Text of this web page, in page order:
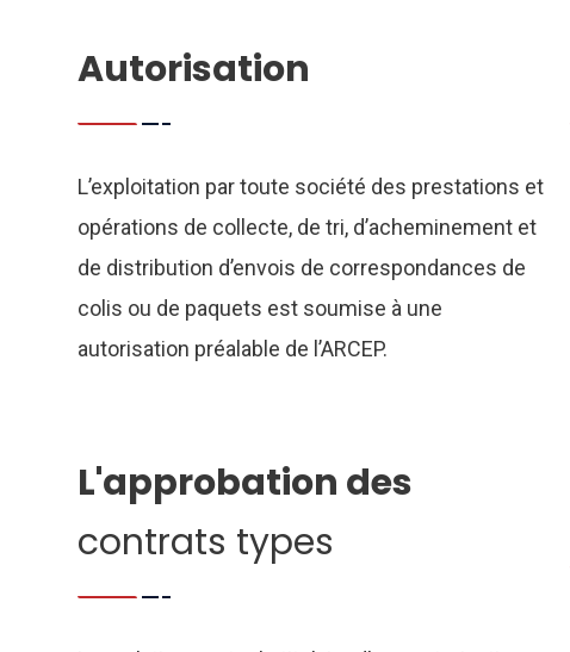
Autorisation
L’exploitation par toute société des prestations et
opérations de collecte, de tri, d’acheminement et
de distribution d’envois de correspondances de
colis ou de paquets est soumise à une
autorisation préalable de l’ARCEP.
L'approbation des
contrats types